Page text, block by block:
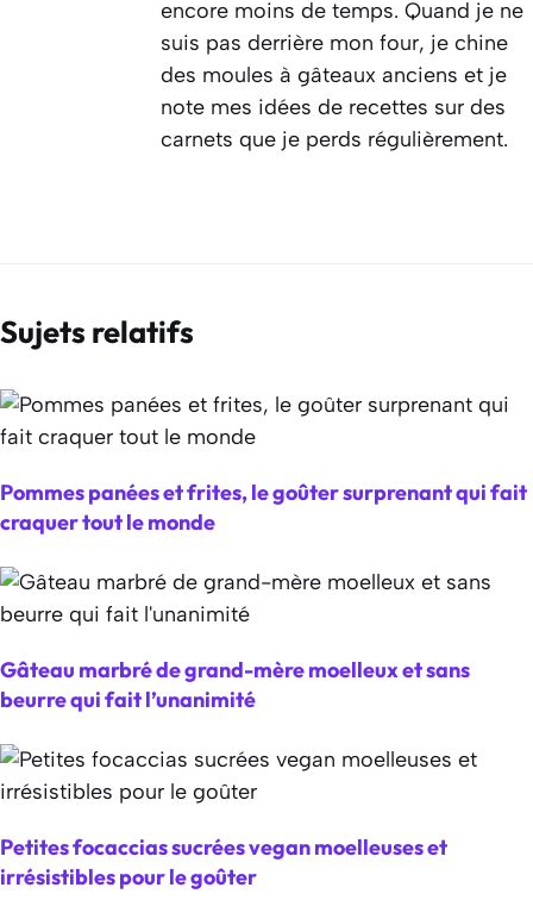
encore moins de temps. Quand je ne
suis pas derrière mon four, je chine
des moules à gâteaux anciens et je
note mes idées de recettes sur des
carnets que je perds régulièrement.
Sujets relatifs
Pommes panées et frites, le goûter surprenant qui fait
craquer tout le monde
Gâteau marbré de grand-mère moelleux et sans
beurre qui fait l’unanimité
Petites focaccias sucrées vegan moelleuses et
irrésistibles pour le goûter